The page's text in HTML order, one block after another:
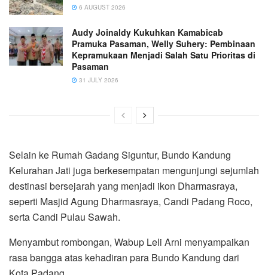
6 AUGUST 2026
Audy Joinaldy Kukuhkan Kamabicab
Pramuka Pasaman, Welly Suhery: Pembinaan
Kepramukaan Menjadi Salah Satu Prioritas di
Pasaman
31 JULY 2026
Selain ke Rumah Gadang Siguntur, Bundo Kandung
Kelurahan Jati juga berkesempatan mengunjungi sejumlah
destinasi bersejarah yang menjadi ikon Dharmasraya,
seperti Masjid Agung Dharmasraya, Candi Padang Roco,
serta Candi Pulau Sawah.
Menyambut rombongan, Wabup Leli Arni menyampaikan
rasa bangga atas kehadiran para Bundo Kandung dari